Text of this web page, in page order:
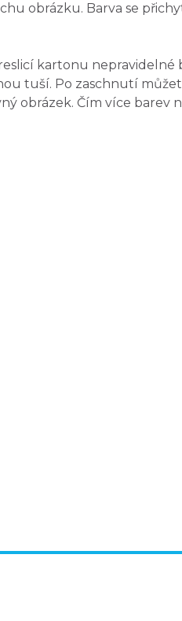
obrázku. Barva se
kartonu nepravidelné
tuší. Po zaschnutí
obrázek. Čím více barev